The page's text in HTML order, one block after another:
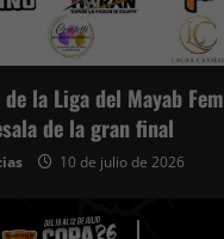
la Liga del Mayab
de la gran final
10 de julio de 2026